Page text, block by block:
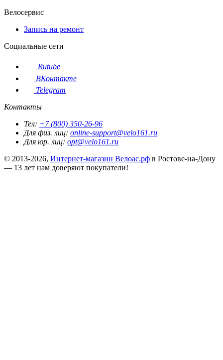
Велосервис
Запись на ремонт
Социальные сети
Rutube
ВКонтакте
Telegram
Контакты
Тел: +7 (800) 350-26-96
Для физ. лиц: online-support@velo161.ru
Для юр. лиц: opt@velo161.ru
© 2013-2026, Интернет-магазин Велоас.рф в Ростове-на-Дону
— 13 лет нам доверяют покупатели!